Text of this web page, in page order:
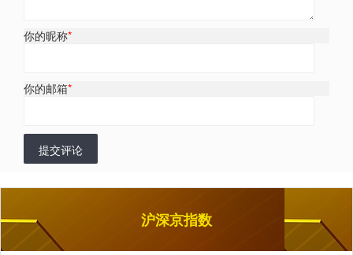
你的昵称*
你的邮箱*
提交评论
沪深京指数